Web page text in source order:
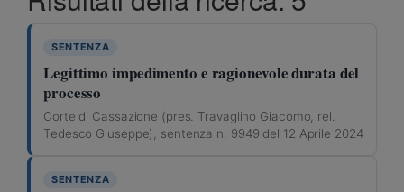
SENTENZA
Legittimo impedimento e ragionevole durata del
processo
Corte di Cassazione (pres. Travaglino Giacomo, rel.
Tedesco Giuseppe), sentenza n. 9949 del 12 Aprile 2024
SENTENZA